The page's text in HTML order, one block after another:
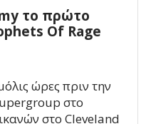
το πρώτο
Of Rage
ώρες πριν την
στο
στο Cleveland